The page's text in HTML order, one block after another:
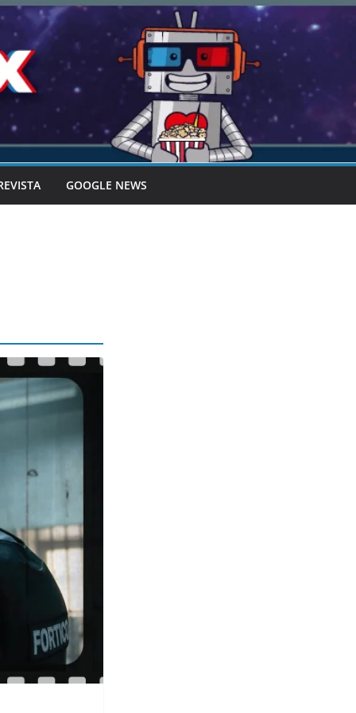
GOOGLE NEWS